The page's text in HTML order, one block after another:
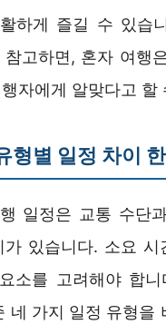
하게 즐길 수 있습
고하면, 혼자 여행
자에게 알맞다고 할
형별 일정 차이
일정은 교통 수단
가 있습니다. 소요 시
소를 고려해야 합
네 가지 일정 유형을